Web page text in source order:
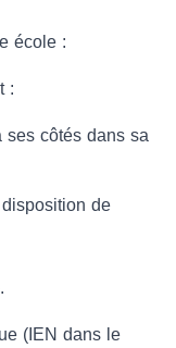
école :
:
ses côtés dans sa
de
(IEN dans le